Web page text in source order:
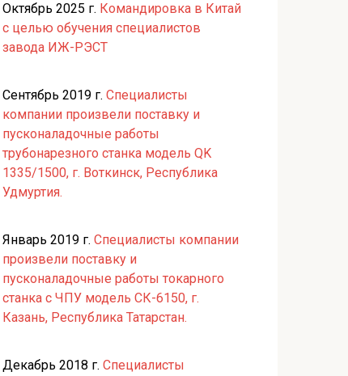
Октябрь 2025 г. Командировка в Китай
с целью обучения специалистов
завода ИЖ-РЭСТ
Сентябрь 2019 г. Специалисты
компании произвели поставку и
пусконаладочные работы
трубонарезного станка модель QK
1335/1500, г. Воткинск, Республика
Удмуртия.
Январь 2019 г. Специалисты компании
произвели поставку и
пусконаладочные работы токарного
станка с ЧПУ модель СК-6150, г.
Казань, Республика Татарстан.
Декабрь 2018 г. Специалисты